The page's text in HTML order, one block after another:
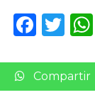
F
c
e
T
it
te
Compartir